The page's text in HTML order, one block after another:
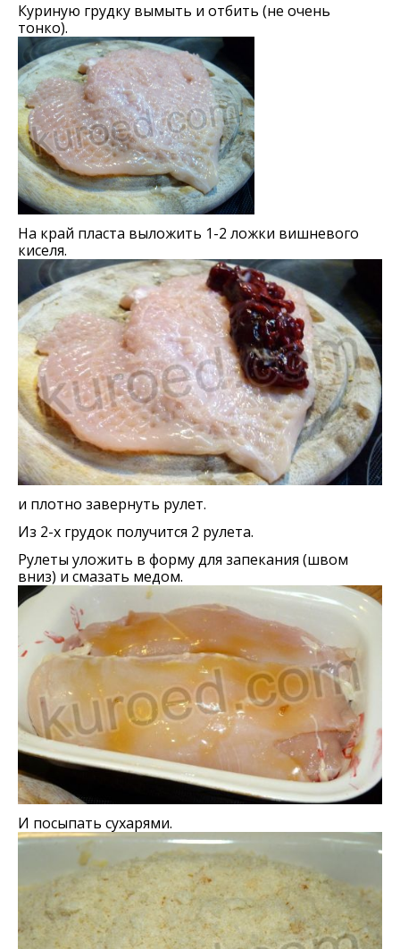
Куриную грудку вымыть и отбить (не очень
тонко).
На край пласта выложить 1-2 ложки вишневого
киселя.
и плотно завернуть рулет.
Из 2-х грудок получится 2 рулета.
Рулеты уложить в форму для запекания (швом
вниз) и смазать медом.
И посыпать сухарями.